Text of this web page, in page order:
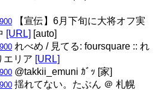
【宣伝】6月下旬に大将オフ実
[URL] [auto]
れべめ / 見てる: foursquare :: れ
エリア [URL]
@takkii_emuni ｶﾞｯ [家]
揺れてない。たぶん ＠ 札幌